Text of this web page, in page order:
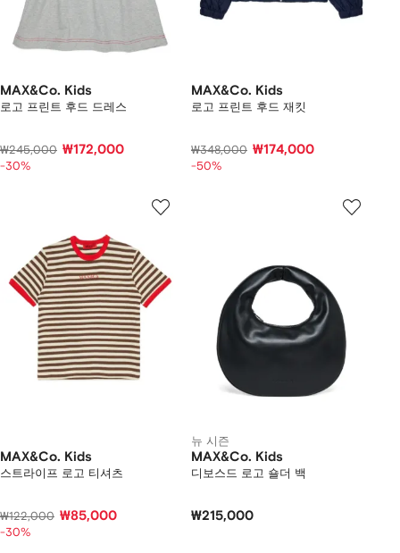
MAX&Co. Kids
로고 프린트 후드 드레스
₩245,000 ₩172,000
-30%
MAX&Co. Kids
로고 프린트 후드 재킷
₩348,000 ₩174,000
-50%
MAX&Co. Kids
스트라이프 로고 티셔츠
₩122,000 ₩85,000
-30%
뉴 시즌
MAX&Co. Kids
디보스드 로고 숄더 백
₩215,000